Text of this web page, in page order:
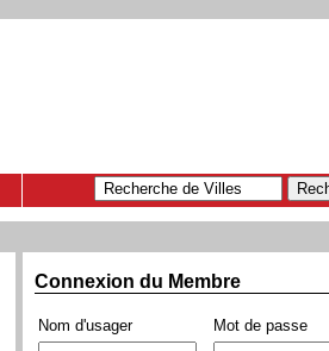
Connexion du Membre
Nom d'usager Mot de passe